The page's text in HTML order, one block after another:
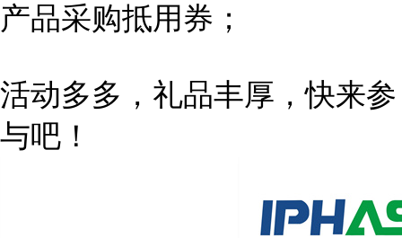
产品采购抵用券；
活动多多，礼品丰厚，快来参
与吧！